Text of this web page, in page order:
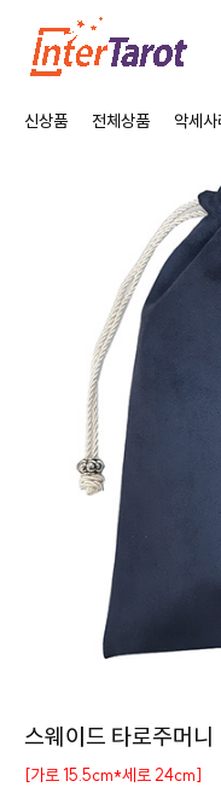
신상품 전체상품 악세사
스웨이드 타로주머
[가로 15.5cm*세로 24cm]